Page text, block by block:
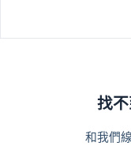
找
和我們